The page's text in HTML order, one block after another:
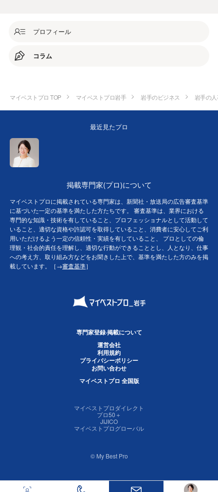
プロフィール
コラム
マイベストプロ TOP マイベストプロ岩手 岩手のビジネス 岩手の
最近見たプロ
掲載専門家(プロ)について
マイベストプロに掲載されている専門家は、新聞社・放送局の広告審査基準
に基づいた一定の基準を満たした方たちです。 審査基準は、業界における
専門的な知識・技術を有していること、プロフェッショナルとして活動して
いること、適切な資格や許認可を取得していること、消費者に安心してご利
用いただけるよう一定の信頼性・実績を有していること、 プロとしての倫
理観・社会的責任を理解し、適切な行動ができることとし、人となり、仕事
への考え方、取り組み方などをお聞きした上で、基準を満たした方のみを掲
載しています。［→審査基準］
専門家登録·掲載について
運営会社
利用規約
プライバシーポリシー
お問い合わせ
マイベストプロ 全国版
マイベストプロダイレクト
プロ50＋
JIJICO
マイベストプログローバル
© My Best Pro